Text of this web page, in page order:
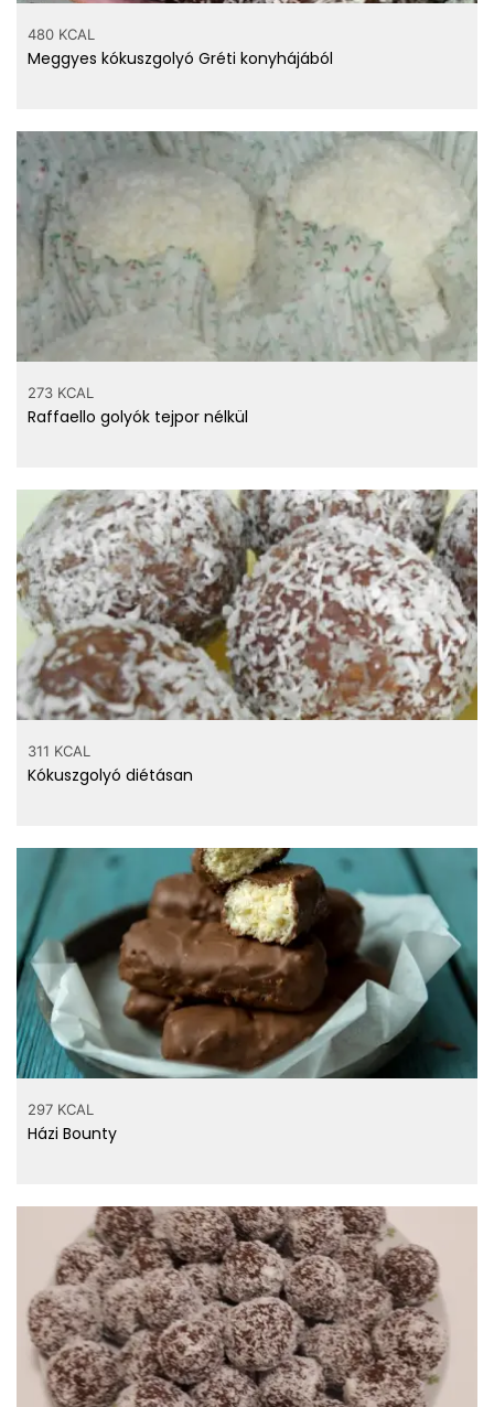
480 KCAL
Meggyes kókuszgolyó Gréti konyhájából
273 KCAL
Raffaello golyók tejpor nélkül
311 KCAL
Kókuszgolyó diétásan
297 KCAL
Házi Bounty